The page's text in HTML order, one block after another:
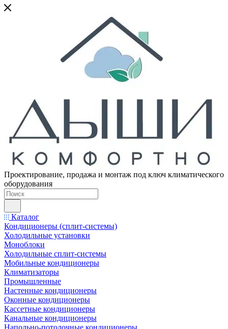
Проектирование, продажа и монтаж под ключ климатического
оборудования
Каталог
Кондиционеры (сплит-системы)
Холодильные установки
Моноблоки
Холодильные сплит-системы
Мобильные кондиционеры
Климатизаторы
Промышленные
Настенные кондиционеры
Оконные кондиционеры
Кассетные кондиционеры
Канальные кондиционеры
Напольно-потолочные кондиционеры